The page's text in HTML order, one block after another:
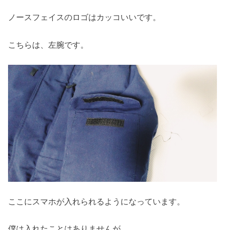
ノースフェイスのロゴはカッコいいです。
こちらは、左腕です。
ここにスマホが入れられるようになっています。